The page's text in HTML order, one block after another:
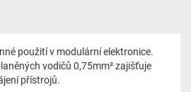
použití v modulární elektronice.
vodičů 0,75mm² zajišťuje
přístrojů.